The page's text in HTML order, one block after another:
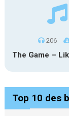
206
Top 10 des